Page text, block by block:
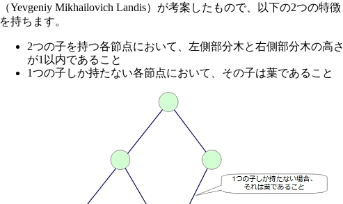
（Yevgeniy Mikhailovich Landis）が考案したもので、以下の2つの特徴
を持ちます。
2つの子を持つ各節点において、左側部分木と右側部分木の高さ
が1以内であること
1つの子しか持たない各節点において、その子は葉であること